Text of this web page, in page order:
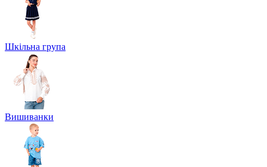
Шкільна група
Вишиванки